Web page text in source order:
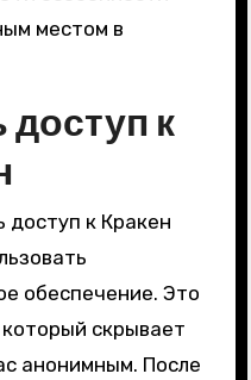
местом в
доступ к
доступ к Кракен
обеспечение. Это
скрывает
анонимным. После